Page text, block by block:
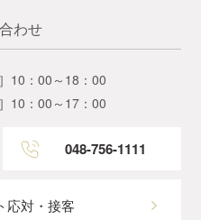
わせ
10：00～18：00
10：00～17：00
048-756-1111
応対・接客